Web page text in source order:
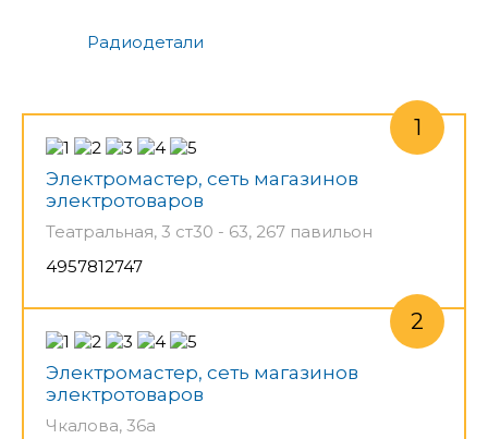
Радиодетали
Электромастер, сеть магазинов
электротоваров
Театральная, 3 ст30 - 63, 267 павильон
4957812747
Электромастер, сеть магазинов
электротоваров
Чкалова, 36а